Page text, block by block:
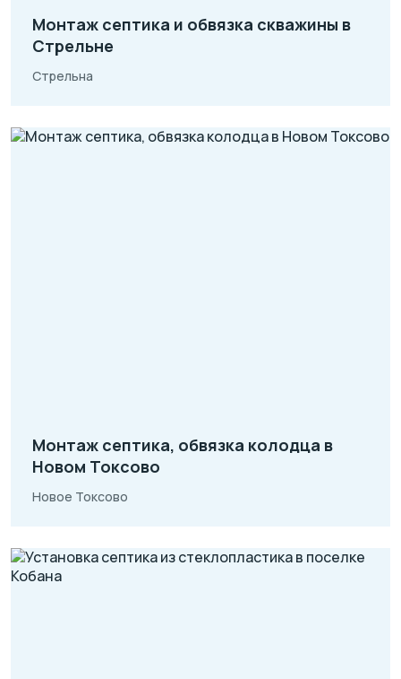
Монтаж септика и обвязка скважины в
Стрельне
Стрельна
Монтаж септика, обвязка колодца в
Новом Токсово
Новое Токсово